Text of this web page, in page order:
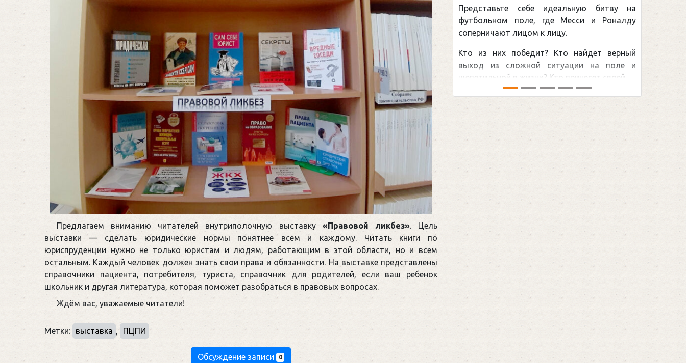
Предлагаем вниманию читателей внутриполочную выставку «Правовой ликбез». Цель
выставки — сделать юридические нормы понятнее всем и каждому. Читать книги по
юриспруденции нужно не только юристам и людям, работающим в этой области, но и всем
остальным. Каждый человек должен знать свои права и обязанности. На выставке представлены
справочники пациента, потребителя, туриста, справочник для родителей, если ваш ребенок
школьник и другая литература, которая поможет разобраться в правовых вопросах.
Ждём вас, уважаемые читатели!
Метки: выставка , ПЦПИ
Обсуждение записи 0
Представьте себе идеальную битву на
футбольном поле, где Месси и Роналду
соперничают лицом к лицу.
Кто из них победит? Кто найдет верный
выход из сложной ситуации на поле и
щепетильной в жизни? Кто принесет своей ...